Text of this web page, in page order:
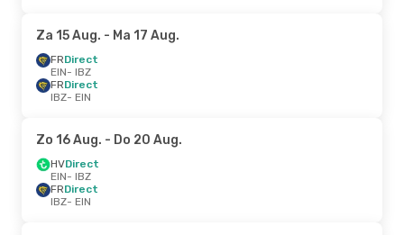
Za 15 Aug. - Ma 17 Aug.
FRDirect
EIN- IBZ
FRDirect
IBZ- EIN
Zo 16 Aug. - Do 20 Aug.
HVDirect
EIN- IBZ
FRDirect
IBZ- EIN